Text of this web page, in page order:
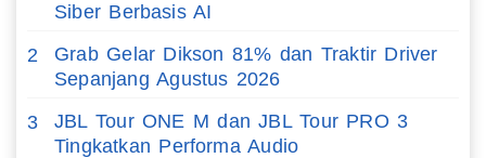
Siber Berbasis AI
2
Grab Gelar Dikson 81% dan Traktir Driver
Sepanjang Agustus 2026
3
JBL Tour ONE M dan JBL Tour PRO 3
Tingkatkan Performa Audio